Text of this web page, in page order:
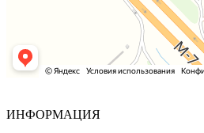
ИНФОРМАЦИЯ